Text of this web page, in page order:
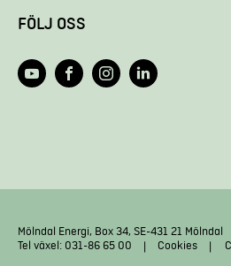
FÖLJ OSS
Mölndal Energi, Box 34, SE-431 21 Mölndal
Tel växel: 031-86 65 00
Cookies